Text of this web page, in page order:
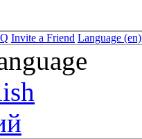
Invite a Friend Language (en)